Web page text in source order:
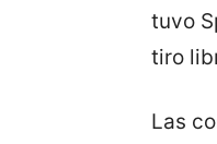
tuvo
tiro
Las